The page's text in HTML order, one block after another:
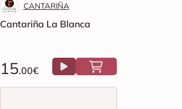
CANTARIÑA
Cantariña La Blanca
15.00€